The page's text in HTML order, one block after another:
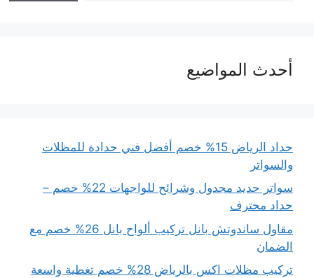
أحدث المواضيع
حداد الرياض 15% خصم أفضل فني حدادة للمظلات
والسواتر
سواتر حديد مجدول وشرائح للواجهات 22% خصم –
حداد محترف
مقاول ساندوتش بانل تركيب ألواح بانل 26% خصم مع
الضمان
تركيب مظلات اكس بالرياض 28% خصم تغطية واسعة